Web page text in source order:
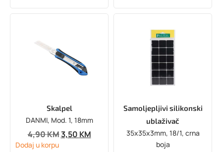
Skalpel
DANMI, Mod. 1, 18mm
4,90KM3,50 KM
Dodaj u korpu
Samoljepljivi silikonski
ublaživač
35x35x3mm, 18/1, crna
boja